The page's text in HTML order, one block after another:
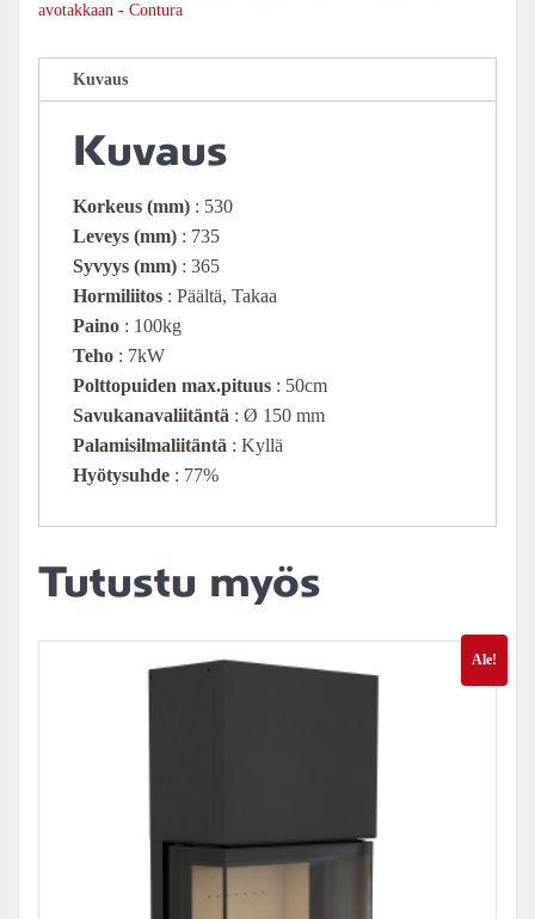
avotakkaan - Contura
Kuvaus
Kuvaus
Korkeus (mm) : 530
Leveys (mm) : 735
Syvyys (mm) : 365
Hormiliitos : Päältä, Takaa
Paino : 100kg
Teho : 7kW
Polttopuiden max.pituus : 50cm
Savukanavaliitäntä : Ø 150 mm
Palamisilmaliitäntä : Kyllä
Hyötysuhde : 77%
Tutustu myös
Ale!